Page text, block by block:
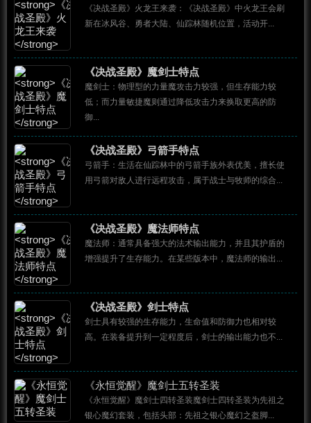
《决战圣殿》火龙王来袭：《决战圣殿》中火龙王会刷
新在冰风谷、勇者大陆、仙踪林随机位置，活动开...
《决战圣殿》魔剑士特点
魔剑士：物理型的力量魔攻击力较强，但生存能力较
低；而力量敏捷魔则通过降低攻击力来换取更高的防
御...
《决战圣殿》弓箭手特点
弓箭手：生活在仙踪林中的弓箭手族外表优美，擅长使
用弓箭对敌人进行远程攻击，属于战士与牧师的综合...
《决战圣殿》魔法师特点
魔法师：通常具备强大的法术输出能力，并且其护盾的
增强提升了生存能力。在某些版本中，魔法师的输出...
《决战圣殿》剑士特点
剑士具有较强的生存能力，生命值和防御力也相对较
高。在装备提升到一定程度后，剑士的输出能力也不...
《永恒觉醒》魔剑士五转圣装
《永恒觉醒》魔剑士四转圣装魔剑士四转圣装为先祖之
银心魔幻套装，包括头部：先祖之银心魔幻之盔脚...